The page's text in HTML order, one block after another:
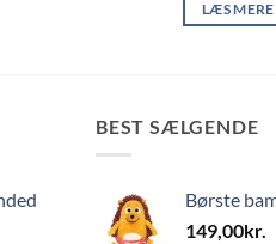
LÆS MERE
BEST SÆLGENDE
Børste
149,00kr.